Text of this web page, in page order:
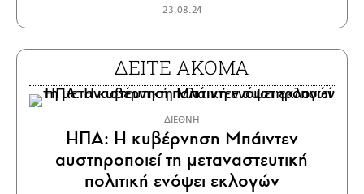
23.08.24
ΔΕΙΤΕ ΑΚΟΜΑ
ΔΙΕΘΝΗ
ΗΠΑ: Η κυβέρνηση Μπάιντεν
αυστηροποιεί τη μεταναστευτική
πολιτική ενόψει εκλογών